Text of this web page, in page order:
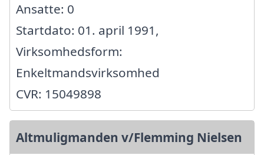
Ansatte: 0
Startdato: 01. april 1991,
Virksomhedsform:
Enkeltmandsvirksomhed
CVR: 15049898
Altmuligmanden v/Flemming Nielsen